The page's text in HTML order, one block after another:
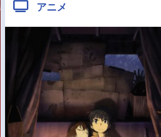
ゲーム・アプリ
声優記事一覧
アニメ